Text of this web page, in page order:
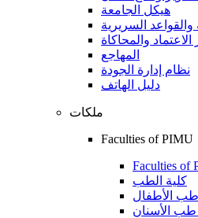
هيكل الجامعة
والقواعد السريرية
والمحاكاة
المهاجع
نظام إدارة الجودة
دليل الهاتف
ملكات
Faculties of PIMU
Faculties of
كلية الطب
طب الأطفال
طب الأسنان